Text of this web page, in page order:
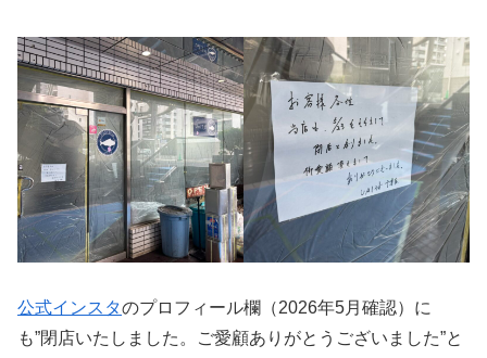
公式インスタのプロフィール欄（2026年5月確認）に
も”閉店いたしました。ご愛顧ありがとうございました”と